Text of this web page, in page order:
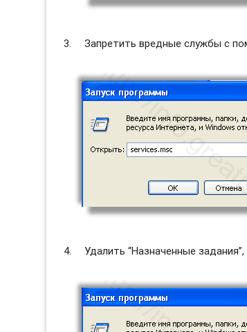
Запретить вредные службы с
Удалить “Назначенные